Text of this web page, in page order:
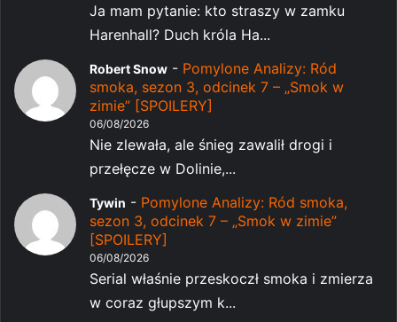
Ja mam pytanie: kto straszy w zamku
Harenhall? Duch króla Ha...
Robert Snow - Pomylone Analizy: Ród
smoka, sezon 3, odcinek 7 – „Smok w
zimie” [SPOILERY]
06/08/2026
Nie zlewała, ale śnieg zawalił drogi i
przełęcze w Dolinie,...
Tywin - Pomylone Analizy: Ród smoka,
sezon 3, odcinek 7 – „Smok w zimie”
[SPOILERY]
06/08/2026
Serial właśnie przeskoczł smoka i zmierza
w coraz głupszym k...